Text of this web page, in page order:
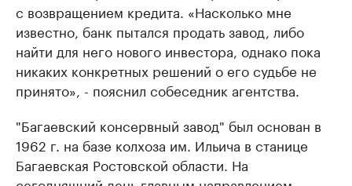
с возвращением кредита. «Насколько мне
известно, банк пытался продать завод, либо
найти для него нового инвестора, однако пока
никаких конкретных решений о его судьбе не
принято», - пояснил собеседник агентства.
"Багаевский консервный завод" был основан в
1962 г. на базе колхоза им. Ильича в станице
Багаевская Ростовской области. На